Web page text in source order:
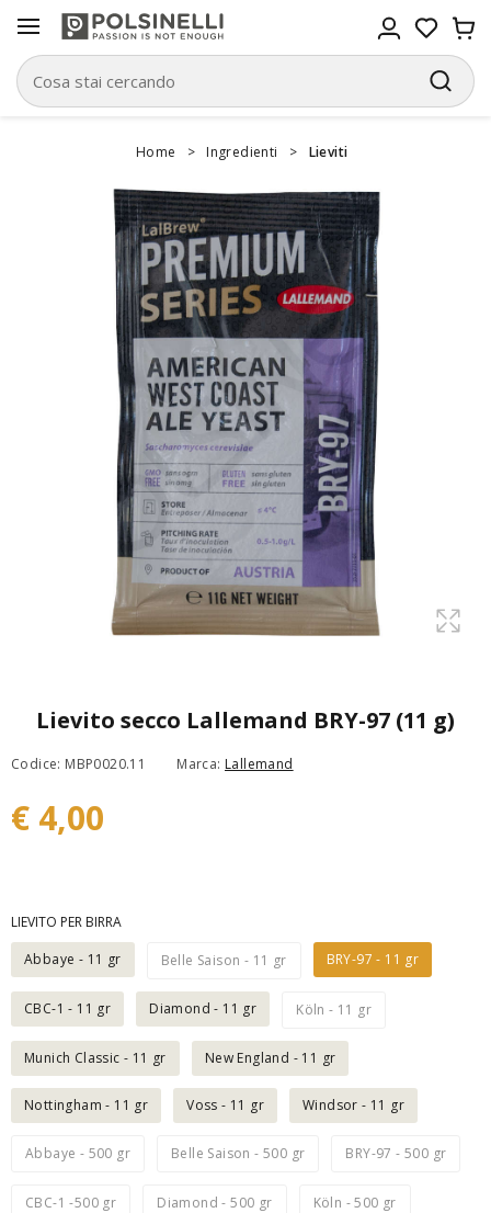
Home > Ingredienti > Lieviti
Lievito secco Lallemand BRY-97 (11 g)
Codice: MBP0020.11 Marca: Lallemand
€ 4,00
LIEVITO PER BIRRA
Abbaye - 11 gr
Belle Saison - 11 gr BRY-97 - 11 gr
CBC-1 - 11 gr Diamond - 11 gr Köln - 11 gr
Munich Classic - 11 gr New England - 11 gr
Nottingham - 11 gr Voss - 11 gr Windsor - 11 gr
Abbaye - 500 gr Belle Saison - 500 gr BRY-97 - 500 gr
CBC-1 -500 gr Diamond - 500 gr Köln - 500 gr